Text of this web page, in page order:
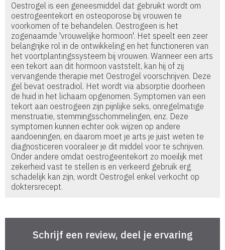
Oestrogel is een geneesmiddel dat gebruikt wordt om
oestrogeentekort en osteoporose bij vrouwen te
voorkomen of te behandelen. Oestrogeen is het
zogenaamde 'vrouwelijke hormoon'. Het speelt een zeer
belangrijke rol in de ontwikkeling en het functioneren van
het voortplantingssysteem bij vrouwen. Wanneer een arts
een tekort aan dit hormoon vaststelt, kan hij of zij
vervangende therapie met Oestrogel voorschrijven. Deze
gel bevat oestradiol. Het wordt via absorptie doorheen
de huid in het lichaam opgenomen. Symptomen van een
tekort aan oestrogeen zijn pijnlijke seks, onregelmatige
menstruatie, stemmingsschommelingen, enz. Deze
symptomen kunnen echter ook wijzen op andere
aandoeningen, en daarom moet je arts je juist weten te
diagnosticeren vooraleer je dit middel voor te schrijven.
Onder andere omdat oestrogeentekort zo moeilijk met
zekerheid vast te stellen is en verkeerd gebruik erg
schadelijk kan zijn, wordt Oestrogel enkel verkocht op
doktersrecept.